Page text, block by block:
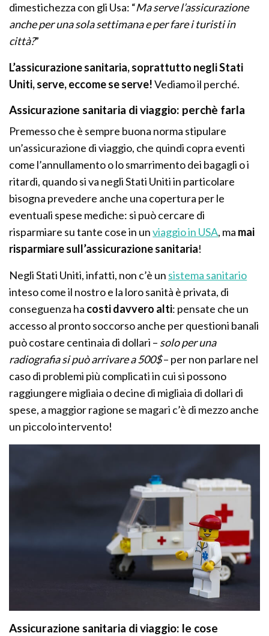
dimestichezza con gli Usa: “Ma serve l’assicurazione
anche per una sola settimana e per fare i turisti in
città?”
L’assicurazione sanitaria, soprattutto negli Stati
Uniti, serve, eccome se serve!Vediamo il perché.
Assicurazione sanitaria di viaggio: perchè farla
Premesso che è sempre buona norma stipulare
un’assicurazione di viaggio, che quindi copra eventi
come l’annullamento o lo smarrimento dei bagagli o i
ritardi, quando si va negli Stati Uniti in particolare
bisogna prevedere anche una copertura per le
eventuali spese mediche: si può cercare di
risparmiare su tante cose in unviaggio in USA, ma mai
risparmiare sull’assicurazione sanitaria!
Negli Stati Uniti, infatti, non c’è un sistema sanitario
inteso come il nostro e la loro sanità è privata, di
conseguenza ha costi davvero alti: pensate che un
accesso al pronto soccorso anche per questioni banali
può costare centinaia di dollari – solo per una
radiografia si può arrivare a 500$– per non parlare nel
caso di problemi più complicati in cui si possono
raggiungere migliaia o decine di migliaia di dollari di
spese, a maggior ragione se magari c’è di mezzo anche
un piccolo intervento!
Assicurazione sanitaria di viaggio: le cose